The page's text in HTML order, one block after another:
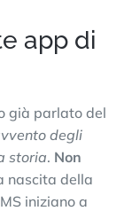
app di
già parlato del
degli
storia. Non
nascita della
iniziano a